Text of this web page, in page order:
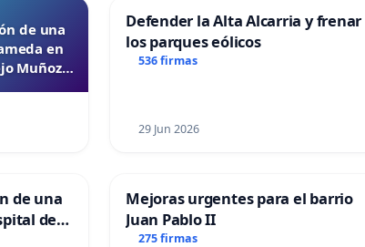
de una
en
Muñoz
Defender la Alta Alcarria y frenar
los parques eólicos
536 firmas
29 Jun 2026
de una
de
Mejoras urgentes para el barrio
Juan Pablo II
275 firmas